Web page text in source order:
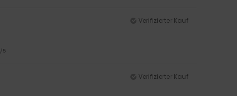
Verifizierter Kauf
/5
Verifizierter Kauf